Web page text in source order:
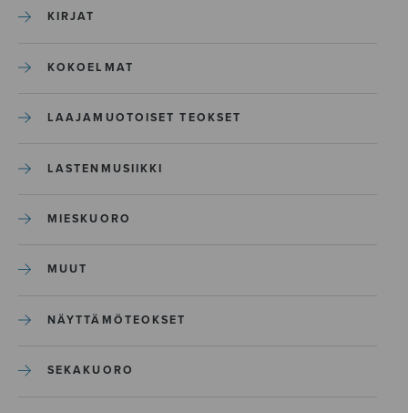
KIRJAT
KOKOELMAT
LAAJAMUOTOISET TEOKSET
LASTENMUSIIKKI
MIESKUORO
MUUT
NÄYTTÄMÖTEOKSET
SEKAKUORO